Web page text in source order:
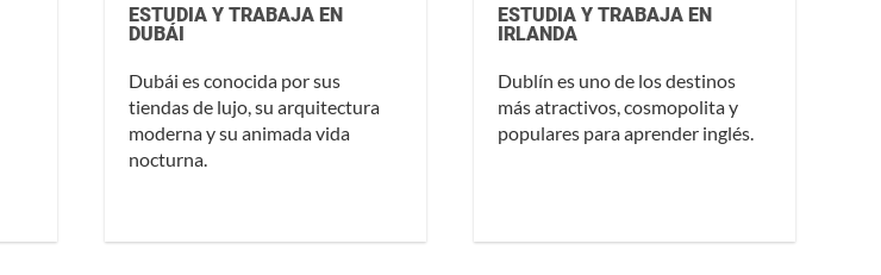
ESTUDIA Y TRABAJA EN
DUBÁI
Dubái es conocida por sus
tiendas de lujo, su arquitectura
moderna y su animada vida
nocturna.
ESTUDIA Y TRABAJA EN
IRLANDA
Dublín es uno de los destinos
más atractivos, cosmopolita y
populares para aprender inglés.